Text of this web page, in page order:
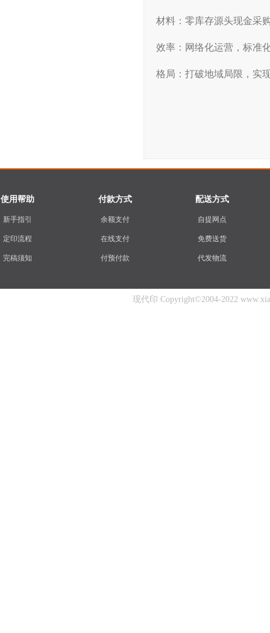
材料：零库存源头现金采
效率：网络化运营，标准
格局：打破地域局限，实
使用帮助
新手指引
定印流程
完稿须知
付款方式
余额支付
在线支付
付预付款
配送方式
自提网点
免费送货
代发物流
现代印 Copyright©2004-2022